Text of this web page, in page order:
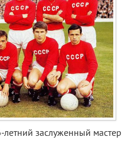
заслуженный мастер